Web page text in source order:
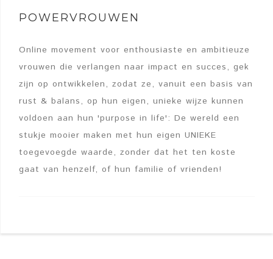
POWERVROUWEN
Online movement voor enthousiaste en ambitieuze
vrouwen die verlangen naar impact en succes, gek
zijn op ontwikkelen, zodat ze, vanuit een basis van
rust & balans, op hun eigen, unieke wijze kunnen
voldoen aan hun 'purpose in life': De wereld een
stukje mooier maken met hun eigen UNIEKE
toegevoegde waarde, zonder dat het ten koste
gaat van henzelf, of hun familie of vrienden!